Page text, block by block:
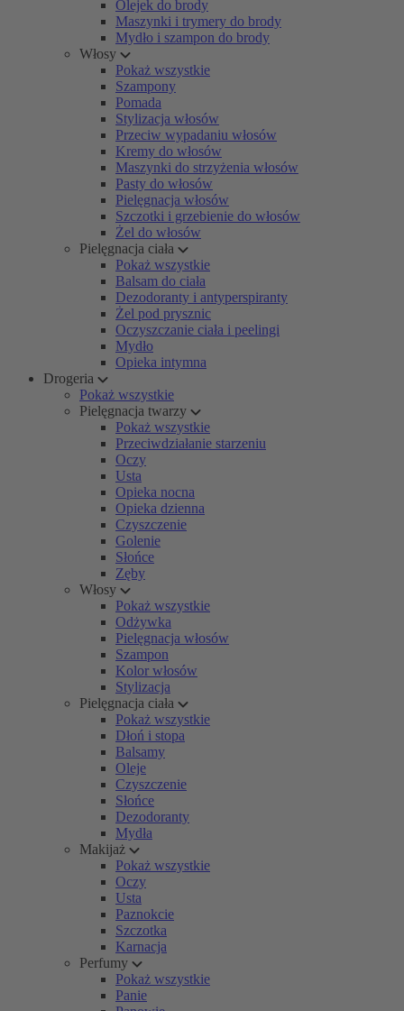
Olejek do brody
Maszynki i trymery do brody
Mydło i szampon do brody
Włosy
Pokaż wszystkie
Szampony
Pomada
Stylizacja włosów
Przeciw wypadaniu włosów
Kremy do włosów
Maszynki do strzyżenia włosów
Pasty do włosów
Pielęgnacja włosów
Szczotki i grzebienie do włosów
Żel do włosów
Pielęgnacja ciała
Pokaż wszystkie
Balsam do ciała
Dezodoranty i antyperspiranty
Żel pod prysznic
Oczyszczanie ciała i peelingi
Mydło
Opieka intymna
Drogeria
Pokaż wszystkie
Pielęgnacja twarzy
Pokaż wszystkie
Przeciwdziałanie starzeniu
Oczy
Usta
Opieka nocna
Opieka dzienna
Czyszczenie
Golenie
Słońce
Zęby
Włosy
Pokaż wszystkie
Odżywka
Pielęgnacja włosów
Szampon
Kolor włosów
Stylizacja
Pielęgnacja ciała
Pokaż wszystkie
Dłoń i stopa
Balsamy
Oleje
Czyszczenie
Słońce
Dezodoranty
Mydła
Makijaż
Pokaż wszystkie
Oczy
Usta
Paznokcie
Szczotka
Karnacja
Perfumy
Pokaż wszystkie
Panie